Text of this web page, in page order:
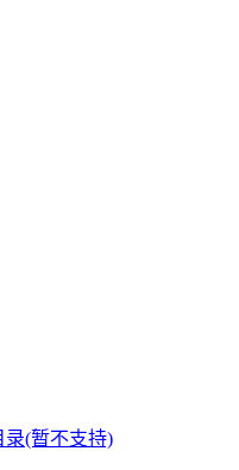
录(暂不支持)